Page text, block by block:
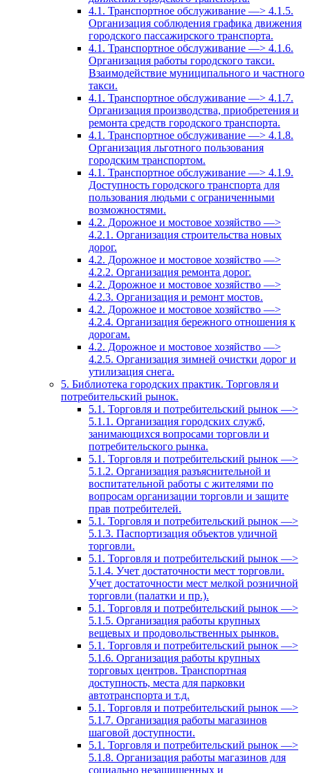
4.1. Транспортное обслуживание —> 4.1.5.
Организация соблюдения графика движения
городского пассажирского транспорта.
4.1. Транспортное обслуживание —> 4.1.6.
Организация работы городского такси.
Взаимодействие муниципального и частного
такси.
4.1. Транспортное обслуживание —> 4.1.7.
Организация производства, приобретения и
ремонта средств городского транспорта.
4.1. Транспортное обслуживание —> 4.1.8.
Организация льготного пользования
городским транспортом.
4.1. Транспортное обслуживание —> 4.1.9.
Доступность городского транспорта для
пользования людьми с ограниченными
возможностями.
4.2. Дорожное и мостовое хозяйство —>
4.2.1. Организация строительства новых
дорог.
4.2. Дорожное и мостовое хозяйство —>
4.2.2. Организация ремонта дорог.
4.2. Дорожное и мостовое хозяйство —>
4.2.3. Организация и ремонт мостов.
4.2. Дорожное и мостовое хозяйство —>
4.2.4. Организация бережного отношения к
дорогам.
4.2. Дорожное и мостовое хозяйство —>
4.2.5. Организация зимней очистки дорог и
утилизация снега.
5. Библиотека городских практик. Торговля и
потребительский рынок.
5.1. Торговля и потребительский рынок —>
5.1.1. Организация городских служб,
занимающихся вопросами торговли и
потребительского рынка.
5.1. Торговля и потребительский рынок —>
5.1.2. Организация разъяснительной и
воспитательной работы с жителями по
вопросам организации торговли и защите
прав потребителей.
5.1. Торговля и потребительский рынок —>
5.1.3. Паспортизация объектов уличной
торговли.
5.1. Торговля и потребительский рынок —>
5.1.4. Учет достаточности мест торговли.
Учет достаточности мест мелкой розничной
торговли (палатки и пр.).
5.1. Торговля и потребительский рынок —>
5.1.5. Организация работы крупных
вещевых и продовольственных рынков.
5.1. Торговля и потребительский рынок —>
5.1.6. Организация работы крупных
торговых центров. Транспортная
доступность, места для парковки
автотранспорта и т.д.
5.1. Торговля и потребительский рынок —>
5.1.7. Организация работы магазинов
шаговой доступности.
5.1. Торговля и потребительский рынок —>
5.1.8. Организация работы магазинов для
социально незащищенных и